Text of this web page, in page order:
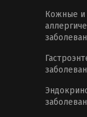
Кожные и